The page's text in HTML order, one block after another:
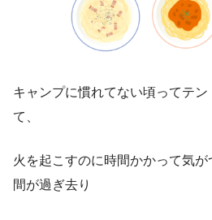
キャンプに慣れてない頃ってテ
て、
火を起こすのに時間かかって気
間が過ぎ去り